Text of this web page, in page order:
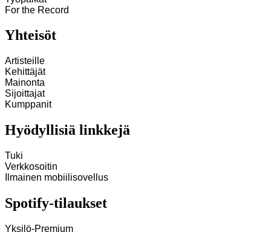
For the Record
Yhteisöt
Artisteille
Kehittäjät
Mainonta
Sijoittajat
Kumppanit
Hyödyllisiä linkkejä
Tuki
Verkkosoitin
Ilmainen mobiilisovellus
Spotify-tilaukset
Yksilö-Premium